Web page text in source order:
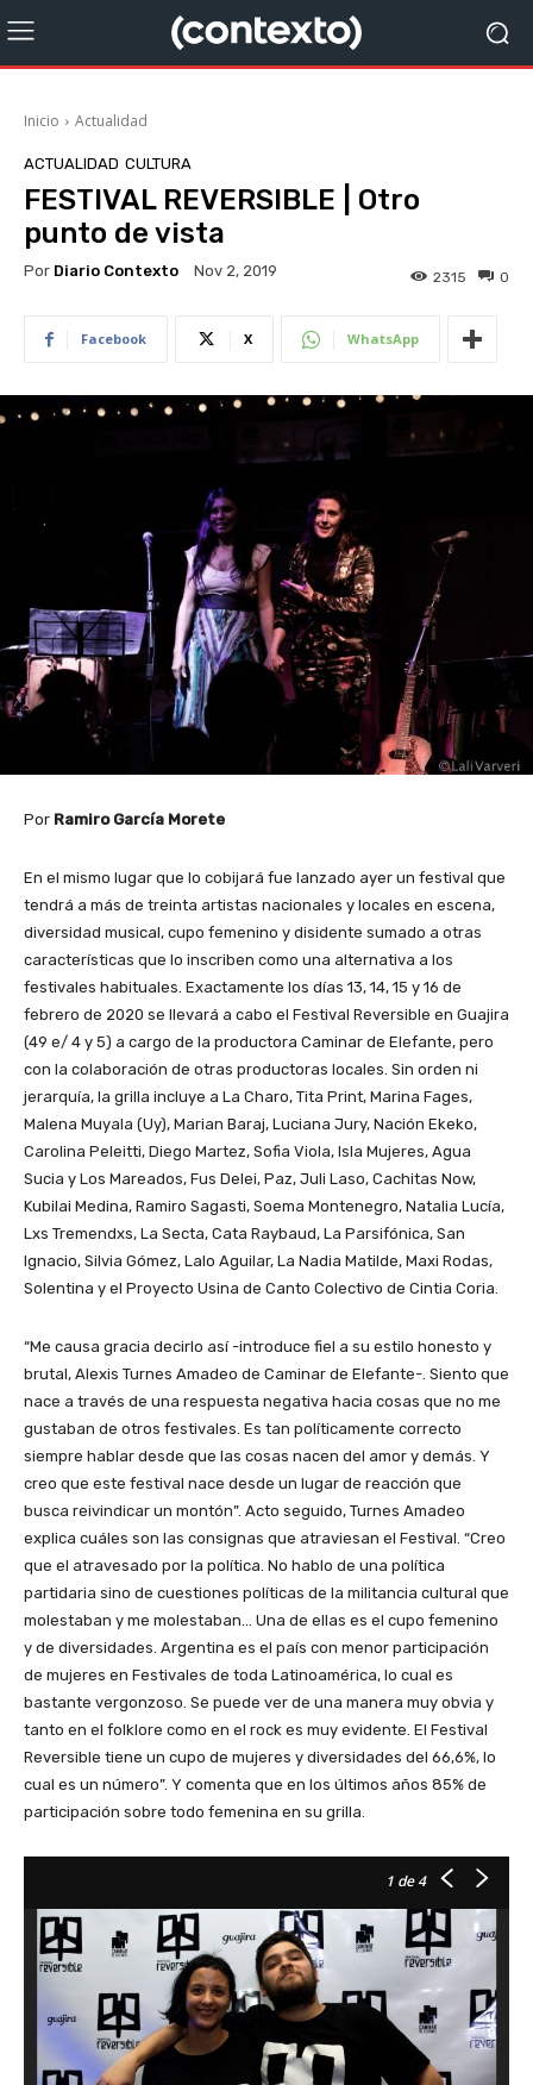
Inicio Actualidad
ACTUALIDAD CULTURA
FESTIVAL REVERSIBLE | Otro
punto de vista
Por Diario Contexto Nov 2, 2019 0
2315
Facebook X WhatsApp
Por Ramiro García Morete
En el mismo lugar que lo cobijará fue lanzado ayer un festival que
tendrá a más de treinta artistas nacionales y locales en escena,
diversidad musical, cupo femenino y disidente sumado a otras
características que lo inscriben como una alternativa a los
festivales habituales. Exactamente los días 13, 14, 15 y 16 de
febrero de 2020 se llevará a cabo el Festival Reversible en Guajira
(49 e/ 4 y 5) a cargo de la productora Caminar de Elefante, pero
con la colaboración de otras productoras locales. Sin orden ni
jerarquía, la grilla incluye a La Charo, Tita Print, Marina Fages,
Malena Muyala (Uy), Marian Baraj, Luciana Jury, Nación Ekeko,
Carolina Peleitti, Diego Martez, Sofia Viola, Isla Mujeres, Agua
Sucia y Los Mareados, Fus Delei, Paz, Juli Laso, Cachitas Now,
Kubilai Medina, Ramiro Sagasti, Soema Montenegro, Natalia Lucía,
Lxs Tremendxs, La Secta, Cata Raybaud, La Parsifónica, San
Ignacio, Silvia Gómez, Lalo Aguilar, La Nadia Matilde, Maxi Rodas,
Solentina y el Proyecto Usina de Canto Colectivo de Cintia Coria.
“Me causa gracia decirlo así -introduce fiel a su estilo honesto y
brutal, Alexis Turnes Amadeo de Caminar de Elefante-. Siento que
nace a través de una respuesta negativa hacia cosas que no me
gustaban de otros festivales. Es tan políticamente correcto
siempre hablar desde que las cosas nacen del amor y demás. Y
creo que este festival nace desde un lugar de reacción que
busca reivindicar un montón”. Acto seguido, Turnes Amadeo
explica cuáles son las consignas que atraviesan el Festival. “Creo
que el atravesado por la política. No hablo de una política
partidaria sino de cuestiones políticas de la militancia cultural que
molestaban y me molestaban… Una de ellas es el cupo femenino
y de diversidades. Argentina es el país con menor participación
de mujeres en Festivales de toda Latinoamérica, lo cual es
bastante vergonzoso. Se puede ver de una manera muy obvia y
tanto en el folklore como en el rock es muy evidente. El Festival
Reversible tiene un cupo de mujeres y diversidades del 66,6%, lo
cual es un número”. Y comenta que en los últimos años 85% de
participación sobre todo femenina en su grilla.
1 de 4